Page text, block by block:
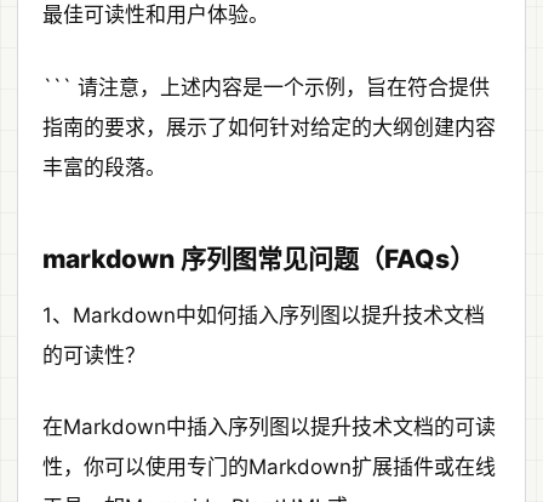
最佳可读性和用户体验。
``` 请注意，上述内容是一个示例，旨在符合提供
指南的要求，展示了如何针对给定的大纲创建内容
丰富的段落。
markdown 序列图常见问题（FAQs）
1、Markdown中如何插入序列图以提升技术文档
的可读性？
在Markdown中插入序列图以提升技术文档的可读
性，你可以使用专门的Markdown扩展插件或在线